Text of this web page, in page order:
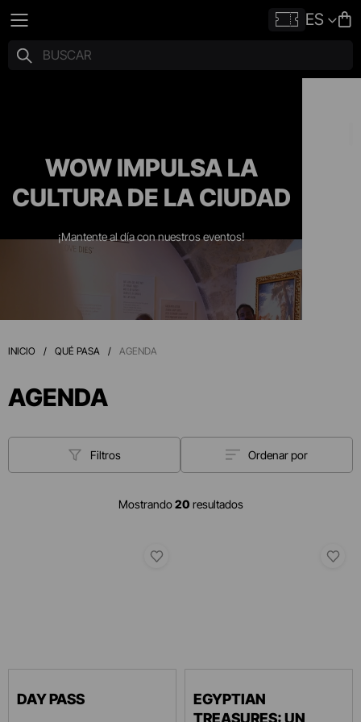
ES
WOW IMPULSA LA
CULTURA DE LA CIUDAD
¡Mantente al día con nuestros eventos!
INICIO / QUÉ PASA / AGENDA
AGENDA
Filtros Ordenar por
Mostrando20 resultados
DAY PASS
EGYPTIAN
TREASURES: UN